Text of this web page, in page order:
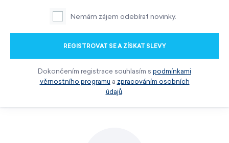
Nemám zájem odebírat novinky.
REGISTROVAT SE A ZÍSKAT SLEVY
Dokončením registrace souhlasím s podmínkami
věrnostního programu a zpracováním osobních
údajů.